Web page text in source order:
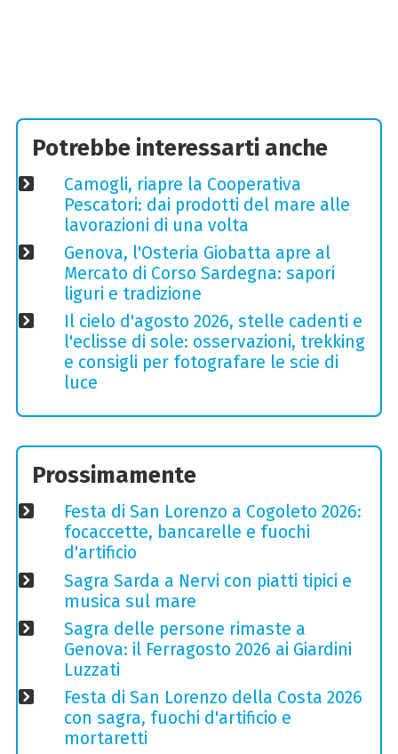
Potrebbe interessarti anche
Camogli, riapre la Cooperativa
Pescatori: dai prodotti del mare alle
lavorazioni di una volta
Genova, l'Osteria Giobatta apre al
Mercato di Corso Sardegna: sapori
liguri e tradizione
Il cielo d'agosto 2026, stelle cadenti e
l'eclisse di sole: osservazioni, trekking
e consigli per fotografare le scie di
luce
Prossimamente
Festa di San Lorenzo a Cogoleto 2026:
focaccette, bancarelle e fuochi
d'artificio
Sagra Sarda a Nervi con piatti tipici e
musica sul mare
Sagra delle persone rimaste a
Genova: il Ferragosto 2026 ai Giardini
Luzzati
Festa di San Lorenzo della Costa 2026
con sagra, fuochi d'artificio e
mortaretti